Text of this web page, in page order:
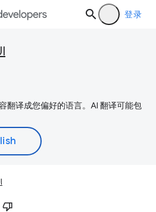
登录
翻译成您偏好的语言。AI 翻译可能包